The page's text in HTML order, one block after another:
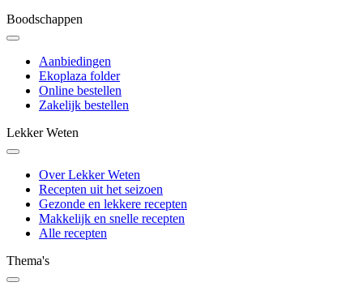
Boodschappen
Aanbiedingen
Ekoplaza folder
Online bestellen
Zakelijk bestellen
Lekker Weten
Over Lekker Weten
Recepten uit het seizoen
Gezonde en lekkere recepten
Makkelijk en snelle recepten
Alle recepten
Thema's